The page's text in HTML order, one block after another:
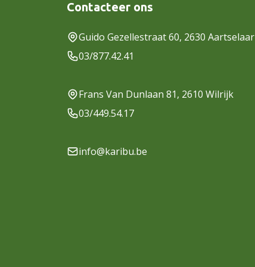
Contacteer ons
Guido Gezellestraat 60, 2630 Aartselaar
03/877.42.41
Frans Van Dunlaan 81, 2610 Wilrijk
03/449.54.17
info@karibu.be